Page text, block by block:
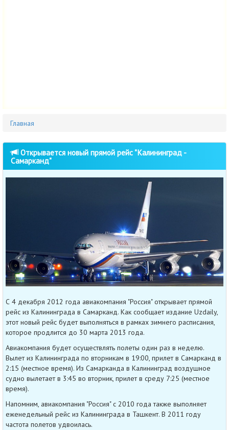
Главная
Открывается новый прямой рейс "Калининград -
Самарканд"
С 4 декабря 2012 года авиакомпания "Россия" открывает прямой
рейс из Калининграда в Самарканд. Как сообщает издание Uzdaily,
этот новый рейс будет выполняться в рамках зимнего расписания,
которое продлится до 30 марта 2013 года.
Авиакомпания будет осуществлять полеты один раз в неделю.
Вылет из Калининграда по вторникам в 19:00, прилет в Самарканд в
2:15 (местное время). Из Самарканда в Калининград воздушное
судно вылетает в 3:45 во вторник, прилет в среду 7:25 (местное
время).
Напомним, авиакомпания "Россия" с 2010 года также выполняет
еженедельный рейс из Калининграда в Ташкент. В 2011 году
частота полетов удвоилась.